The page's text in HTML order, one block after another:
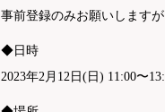
事前登録のみお願いします
◆日時
2023年2月12日(日) 11:00〜